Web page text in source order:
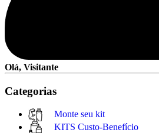
Olá, Visitante
Categorias
Monte seu kit
KITS Custo-Benefício